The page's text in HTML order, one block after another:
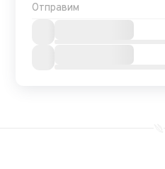
Отправим